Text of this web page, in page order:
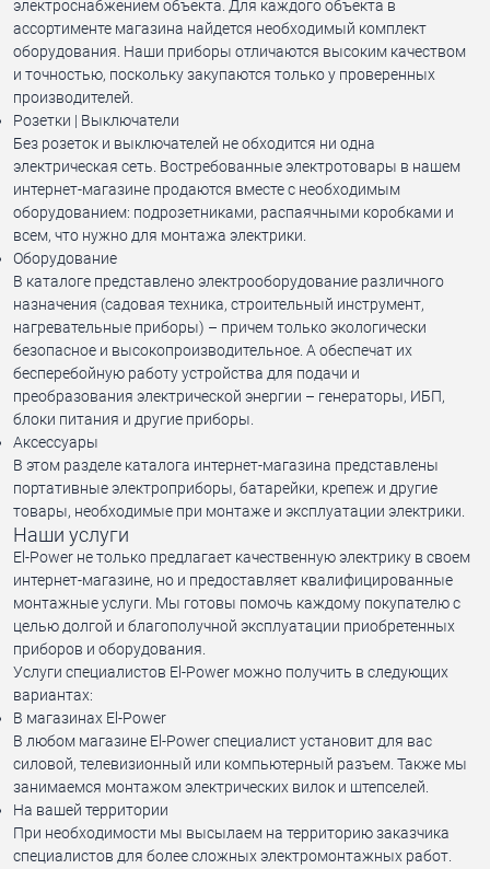
электроснабжением объекта. Для каждого объекта в
ассортименте магазина найдется необходимый комплект
оборудования. Наши приборы отличаются высоким качеством
и точностью, поскольку закупаются только у проверенных
производителей.
Розетки | Выключатели
Без розеток и выключателей не обходится ни одна
электрическая сеть. Востребованные электротовары в нашем
интернет-магазине продаются вместе с необходимым
оборудованием: подрозетниками, распаячными коробками и
всем, что нужно для монтажа электрики.
Оборудование
В каталоге представлено электрооборудование различного
назначения (садовая техника, строительный инструмент,
нагревательные приборы) – причем только экологически
безопасное и высокопроизводительное. А обеспечат их
бесперебойную работу устройства для подачи и
преобразования электрической энергии – генераторы, ИБП,
блоки питания и другие приборы.
Аксессуары
В этом разделе каталога интернет-магазина представлены
портативные электроприборы, батарейки, крепеж и другие
товары, необходимые при монтаже и эксплуатации электрики.
Наши услуги
El-Power не только предлагает качественную электрику в своем
интернет-магазине, но и предоставляет квалифицированные
монтажные услуги. Мы готовы помочь каждому покупателю с
целью долгой и благополучной эксплуатации приобретенных
приборов и оборудования.
Услуги специалистов El-Power можно получить в следующих
вариантах:
В магазинах El-Power
В любом магазине El-Power специалист установит для вас
силовой, телевизионный или компьютерный разъем. Также мы
занимаемся монтажом электрических вилок и штепселей.
На вашей территории
При необходимости мы высылаем на территорию заказчика
специалистов для более сложных электромонтажных работ.